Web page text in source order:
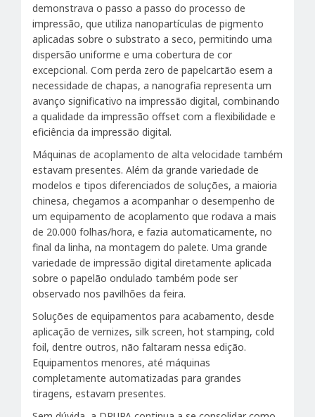
demonstrava o passo a passo do processo de
impressão, que utiliza nanopartículas de pigmento
aplicadas sobre o substrato a seco, permitindo uma
dispersão uniforme e uma cobertura de cor
excepcional. Com perda zero de papelcartão esem a
necessidade de chapas, a nanografia representa um
avanço significativo na impressão digital, combinando
a qualidade da impressão offset com a flexibilidade e
eficiência da impressão digital.
Máquinas de acoplamento de alta velocidade também
estavam presentes. Além da grande variedade de
modelos e tipos diferenciados de soluções, a maioria
chinesa, chegamos a acompanhar o desempenho de
um equipamento de acoplamento que rodava a mais
de 20.000 folhas/hora, e fazia automaticamente, no
final da linha, na montagem do palete. Uma grande
variedade de impressão digital diretamente aplicada
sobre o papelão ondulado também pode ser
observado nos pavilhões da feira.
Soluções de equipamentos para acabamento, desde
aplicação de vernizes, silk screen, hot stamping, cold
foil, dentre outros, não faltaram nessa edição.
Equipamentos menores, até máquinas
completamente automatizadas para grandes
tiragens, estavam presentes.